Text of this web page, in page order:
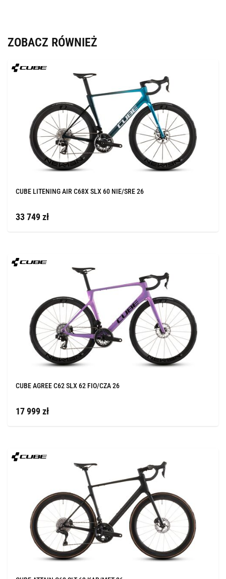
ZOBACZ RÓWNIEŻ
CUBE LITENING AIR C68X SLX 60 NIE/SRE 26
33 749 zł
CUBE AGREE C62 SLX 62 FIO/CZA 26
17 999 zł